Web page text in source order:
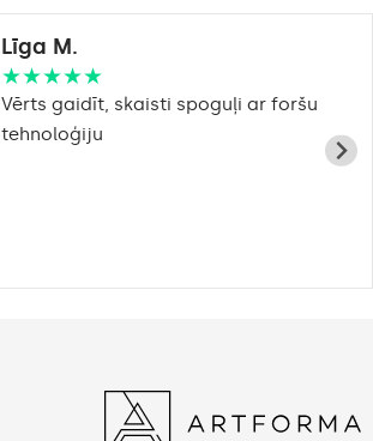
Līga M.
★★★★★
Vērts gaidīt, skaisti spoguļi ar foršu
tehnoloģiju